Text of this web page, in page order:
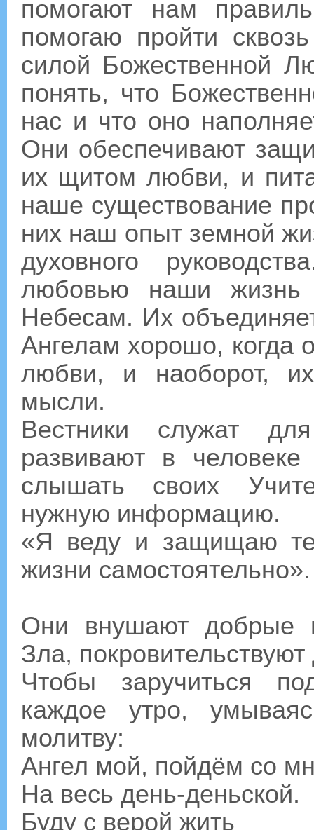
помогают нам
помогаю пройти
силой Божественной
понять, что
нас и что оно
Они обеспечивают
их щитом любви, и
наше существование
них наш опыт земной
духовного
любовью наши
Небесам. Их
Ангелам хорошо, когда
любви, и наоборот,
мысли.
Вестники служат
развивают в
слышать своих
нужную информацию.
«Я веду и защищаю
жизни самостоятельно».
Они внушают добрые
Зла,
Чтобы заручиться
каждое утро,
молитву:
Ангел мой, пойдём со
На весь день-деньской.
Буду с верой жить